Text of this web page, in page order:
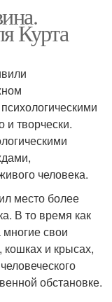
Курта
творчески.
человека.
место более
В то время как
многие свои
и крысах,
обстановке.